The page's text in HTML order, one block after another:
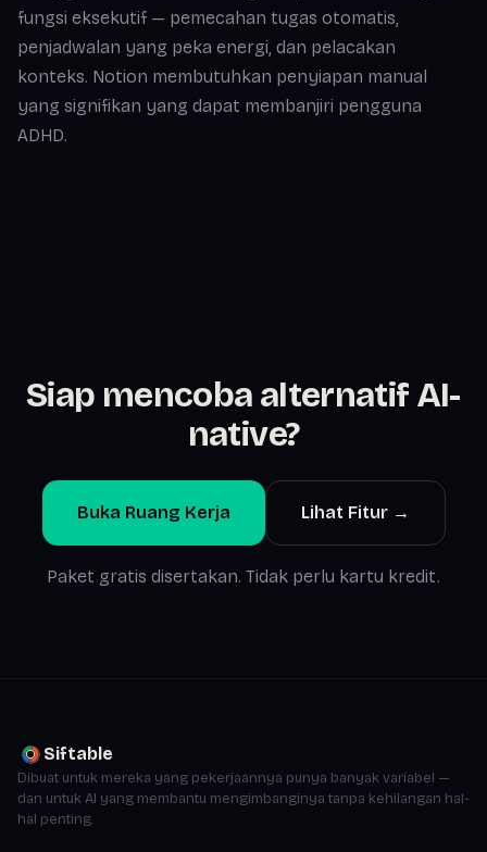
fungsi eksekutif — pemecahan tugas otomatis,
penjadwalan yang peka energi, dan pelacakan
konteks. Notion membutuhkan penyiapan manual
yang signifikan yang dapat membanjiri pengguna
ADHD.
Siap mencoba alternatif AI-
native?
Buka Ruang Kerja Lihat Fitur →
Paket gratis disertakan. Tidak perlu kartu kredit.
Siftable
Dibuat untuk mereka yang pekerjaannya punya banyak variabel —
dan untuk AI yang membantu mengimbanginya tanpa kehilangan hal-
hal penting.